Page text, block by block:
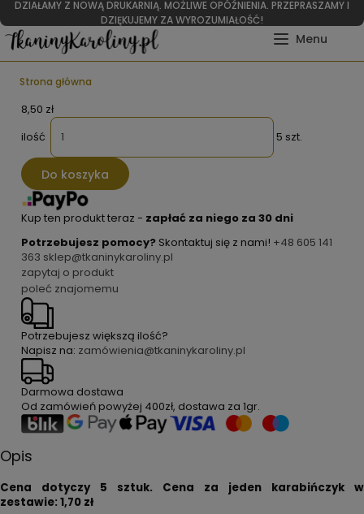
DZIAŁAMY Z NOWĄ DRUKARNIĄ. MOŻLIWE OPÓŹNIENIA. PRZEPRASZAMY I
DZIĘKUJEMY ZA WYROZUMIAŁOŚĆ!
Strona główna
8,50 zł
ilość
5 szt.
Do koszyka
Kup ten produkt teraz - zapłać za niego za 30 dni
Potrzebujesz pomocy? Skontaktuj się z nami! +48 605 141
363 sklep@tkaninykaroliny.pl
zapytaj o produkt
poleć znajomemu
Potrzebujesz większą ilość?
Napisz na: zamówienia@tkaninykaroliny.pl
Darmowa dostawa
Od zamówień powyżej 400zł, dostawa za 1gr.
Opis
Cena dotyczy 5 sztuk. Cena za jeden karabińczyk w
zestawie: 1,70 zł